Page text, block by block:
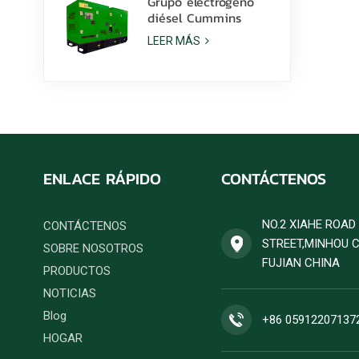
diésel Cummins
6ZTAA13-G2 de 425
kVA para aplicaciones
LEER MÁS
ENLACE RÁPIDO
CONTÁCTENOS
SOBRE NOSOTROS
PRODUCTOS
NOTICIAS
Blog
HOGAR
CONTÁCTENOS
NO.2 XIAHE
STREET,MINHOU
FUJIAN CHINA
+86